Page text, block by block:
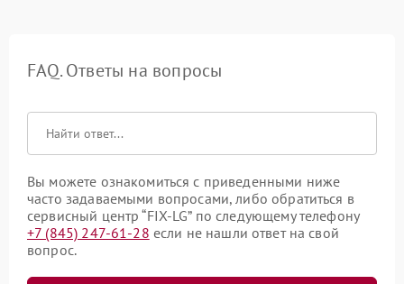
FAQ. Ответы на вопросы
Вы можете ознакомиться с приведенными ниже
часто задаваемыми вопросами, либо обратиться в
сервисный центр “FIX-LG” по следующему телефону
+7 (845) 247-61-28 если не нашли ответ на свой
вопрос.